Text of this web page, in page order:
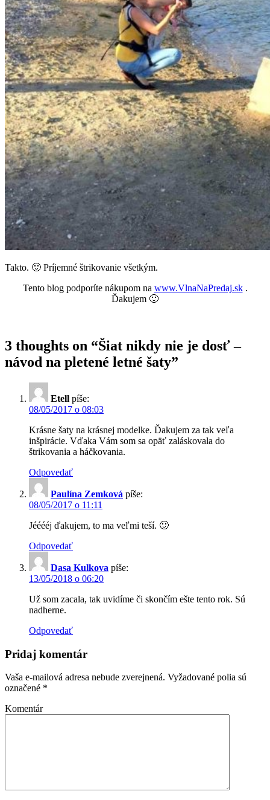
Takto. 🙂 Príjemné štrikovanie všetkým.
Tento blog podporíte nákupom na www.VlnaNaPredaj.sk.
Ďakujem 🙂
3 thoughts on “Šiat nikdy nie je dosť –
návod na pletené letné šaty”
Etell píše:
08/05/2017 o 08:03
Krásne šaty na krásnej modelke. Ďakujem za tak veľa
inšpirácie. Vďaka Vám som sa opäť zaláskovala do
štrikovania a háčkovania.
Odpovedať
Paulína Zemková píše:
08/05/2017 o 11:11
Jééééj ďakujem, to ma veľmi teší. 🙂
Odpovedať
Dasa Kulkova píše:
13/05/2018 o 06:20
Už som zacala, tak uvidíme či skončím ešte tento rok. Sú
nadherne.
Odpovedať
Pridaj komentár
Vaša e-mailová adresa nebude zverejnená. Vyžadované polia sú
označené *
Komentár